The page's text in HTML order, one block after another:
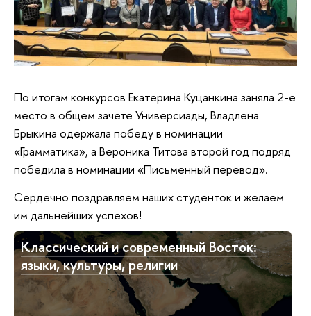
По итогам конкурсов Екатерина Куцанкина заняла 2-е
место в общем зачете Универсиады, Владлена
Брыкина одержала победу в номинации
«Грамматика», а Вероника Титова второй год подряд
победила в номинации «Письменный перевод».
Сердечно поздравляем наших студенток и желаем
им дальнейших успехов!
Классический и современный Восток:
языки, культуры, религии